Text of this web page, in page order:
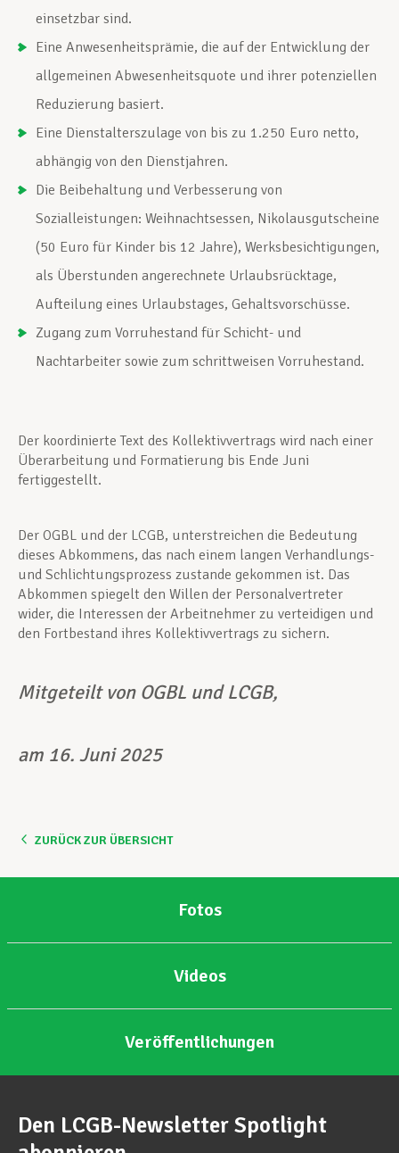
einsetzbar sind.
Eine Anwesenheitsprämie, die auf der Entwicklung der
allgemeinen Abwesenheitsquote und ihrer potenziellen
Reduzierung basiert.
Eine Dienstalterszulage von bis zu 1.250 Euro netto,
abhängig von den Dienstjahren.
Die Beibehaltung und Verbesserung von
Sozialleistungen: Weihnachtsessen, Nikolausgutscheine
(50 Euro für Kinder bis 12 Jahre), Werksbesichtigungen,
als Überstunden angerechnete Urlaubsrücktage,
Aufteilung eines Urlaubstages, Gehaltsvorschüsse.
Zugang zum Vorruhestand für Schicht- und
Nachtarbeiter sowie zum schrittweisen Vorruhestand.
Der koordinierte Text des Kollektivvertrags wird nach einer
Überarbeitung und Formatierung bis Ende Juni
fertiggestellt.
Der OGBL und der LCGB, unterstreichen die Bedeutung
dieses Abkommens, das nach einem langen Verhandlungs-
und Schlichtungsprozess zustande gekommen ist. Das
Abkommen spiegelt den Willen der Personalvertreter
wider, die Interessen der Arbeitnehmer zu verteidigen und
den Fortbestand ihres Kollektivvertrags zu sichern.
Mitgeteilt von OGBL und LCGB,
am 16. Juni 2025
ZURÜCK ZUR ÜBERSICHT
Fotos
Videos
Veröffentlichungen
Den LCGB-Newsletter Spotlight